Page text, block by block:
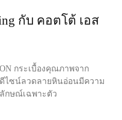
กับ คอตโต้ เอส
กระเบื้องคุณภาพจาก
ไซน์ลวดลายหินอ่อนมีความ
กษณ์เฉพาะตัว